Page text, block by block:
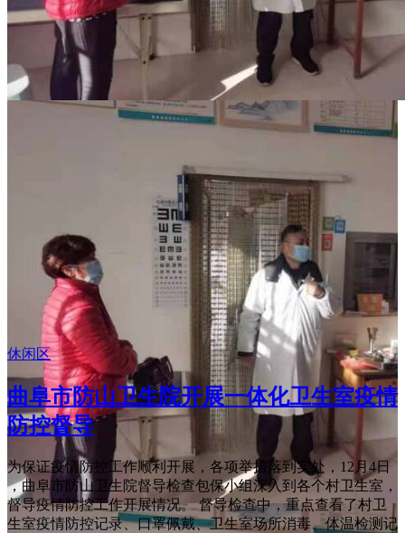
休闲区
曲阜市防山卫生院开展一体化卫生室疫情
防控督导
为保证疫情防控工作顺利开展，各项举措落到实处，12月4日
，曲阜市防山卫生院督导检查包保小组深入到各个村卫生室，
督导疫情防控工作开展情况。 督导检查中，重点查看了村卫
生室疫情防控记录、口罩佩戴、卫生室场所消毒、体温检测记